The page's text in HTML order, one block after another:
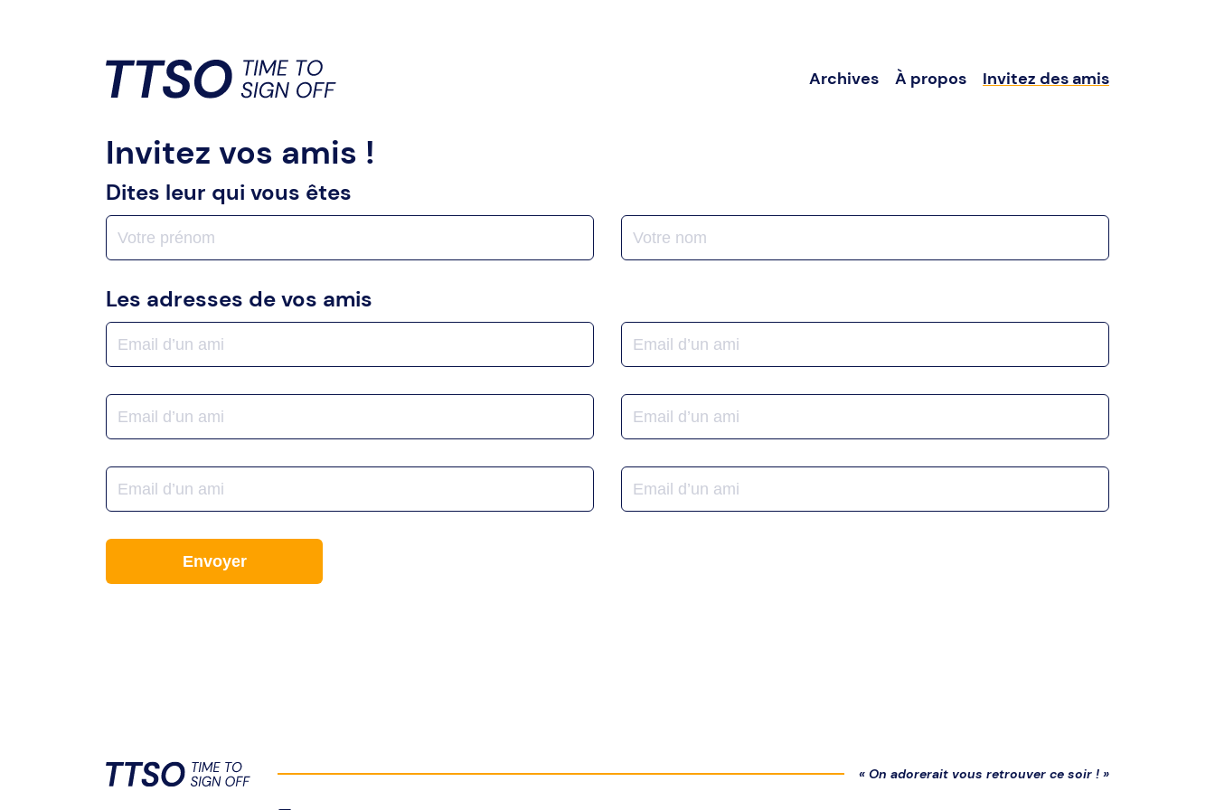
Archives À propos Invitez des amis
Invitez vos amis !
Dites leur qui vous êtes
Les adresses de vos amis
« On adorerait vous retrouver ce soir ! »